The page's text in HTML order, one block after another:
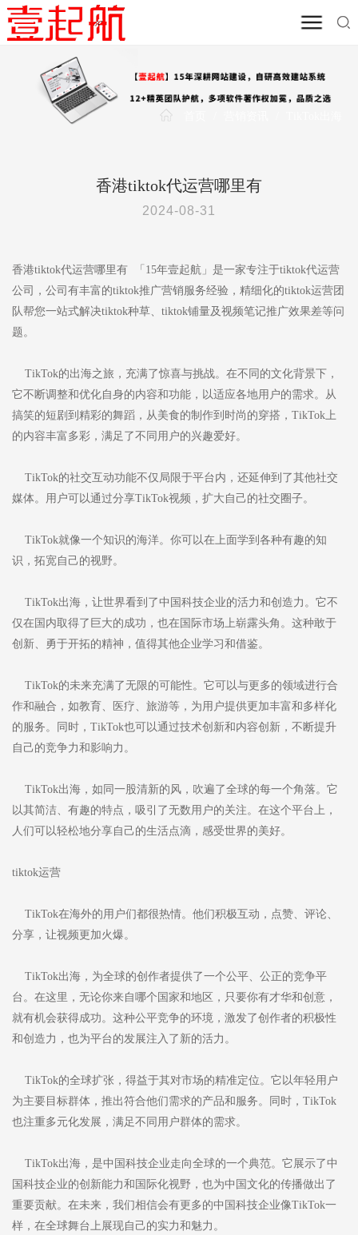
香港tiktok代运营哪里有
2024-08-31
香港tiktok代运营哪里有 「15年壹起航」是一家专注于tiktok代运营
公司，公司有丰富的tiktok推广营销服务经验，精细化的tiktok运营团
队帮您一站式解决tiktok种草、tiktok铺量及视频笔记推广效果差等问
题。
TikTok的出海之旅，充满了惊喜与挑战。在不同的文化背景下，
它不断调整和优化自身的内容和功能，以适应各地用户的需求。从
搞笑的短剧到精彩的舞蹈，从美食的制作到时尚的穿搭，TikTok上
的内容丰富多彩，满足了不同用户的兴趣爱好。
TikTok的社交互动功能不仅局限于平台内，还延伸到了其他社交
媒体。用户可以通过分享TikTok视频，扩大自己的社交圈子。
TikTok就像一个知识的海洋。你可以在上面学到各种有趣的知
识，拓宽自己的视野。
TikTok出海，让世界看到了中国科技企业的活力和创造力。它不
仅在国内取得了巨大的成功，也在国际市场上崭露头角。这种敢于
创新、勇于开拓的精神，值得其他企业学习和借鉴。
TikTok的未来充满了无限的可能性。它可以与更多的领域进行合
作和融合，如教育、医疗、旅游等，为用户提供更加丰富和多样化
的服务。同时，TikTok也可以通过技术创新和内容创新，不断提升
自己的竞争力和影响力。
TikTok出海，如同一股清新的风，吹遍了全球的每一个角落。它
以其简洁、有趣的特点，吸引了无数用户的关注。在这个平台上，
人们可以轻松地分享自己的生活点滴，感受世界的美好。
tiktok运营
TikTok在海外的用户们都很热情。他们积极互动，点赞、评论、
分享，让视频更加火爆。
TikTok出海，为全球的创作者提供了一个公平、公正的竞争平
台。在这里，无论你来自哪个国家和地区，只要你有才华和创意，
就有机会获得成功。这种公平竞争的环境，激发了创作者的积极性
和创造力，也为平台的发展注入了新的活力。
TikTok的全球扩张，得益于其对市场的精准定位。它以年轻用户
为主要目标群体，推出符合他们需求的产品和服务。同时，TikTok
也注重多元化发展，满足不同用户群体的需求。
TikTok出海，是中国科技企业走向全球的一个典范。它展示了中
国科技企业的创新能力和国际化视野，也为中国文化的传播做出了
重要贡献。在未来，我们相信会有更多的中国科技企业像TikTok一
样，在全球舞台上展现自己的实力和魅力。